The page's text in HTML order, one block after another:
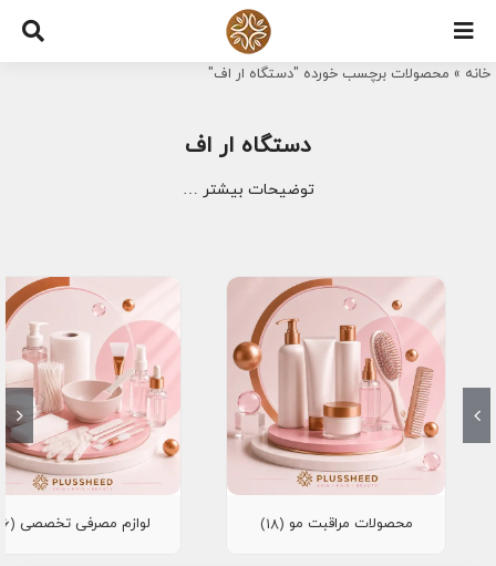
Skip
content
خانه » محصولات برچسب خورده "دستگاه ار اف"
دستگاه ار اف
توضیحات بیشتر …
محصولات مراقبت مو (18) لوازم مصرفی تخصصی (16)